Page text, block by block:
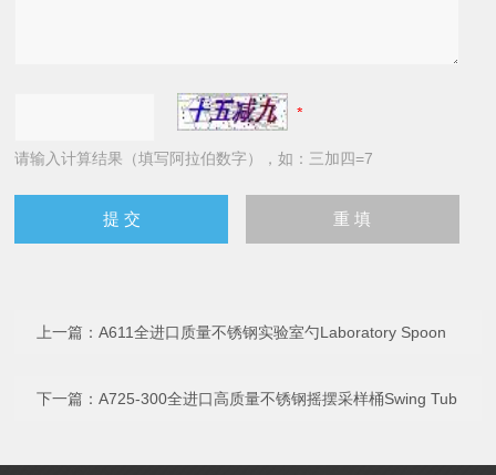
请输入计算结果（填写阿拉伯数字），如：三加四=7
上一篇：A611全进口质量不锈钢实验室勺Laboratory Spoon
下一篇：A725-300全进口高质量不锈钢摇摆采样桶Swing Tub